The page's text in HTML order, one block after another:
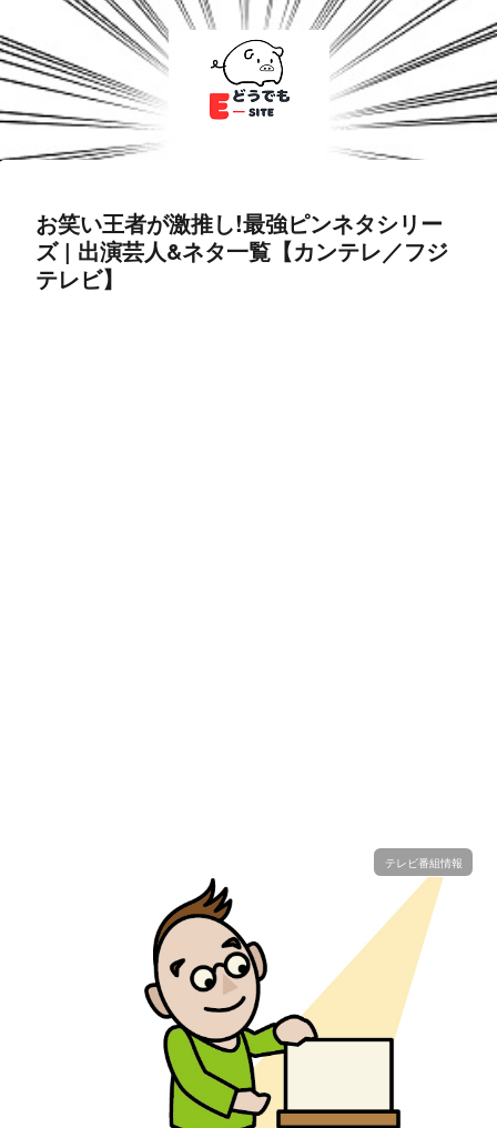
お笑い王者が激推し!最強ピンネタシリー
ズ | 出演芸人&ネタ一覧【カンテレ／フジ
テレビ】
テレビ番組情報